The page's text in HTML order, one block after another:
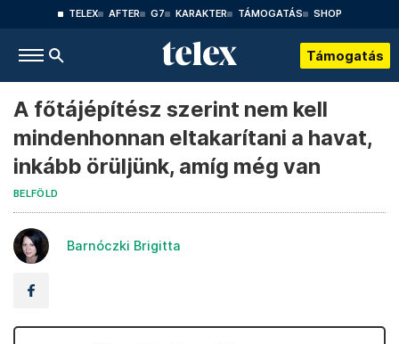
TELEX AFTER G7 KARAKTER TÁMOGATÁS SHOP
Támogatás
A főtájépítész szerint nem kell
mindenhonnan eltakarítani a havat,
inkább örüljünk, amíg még van
BELFÖLD
Barnóczki Brigitta